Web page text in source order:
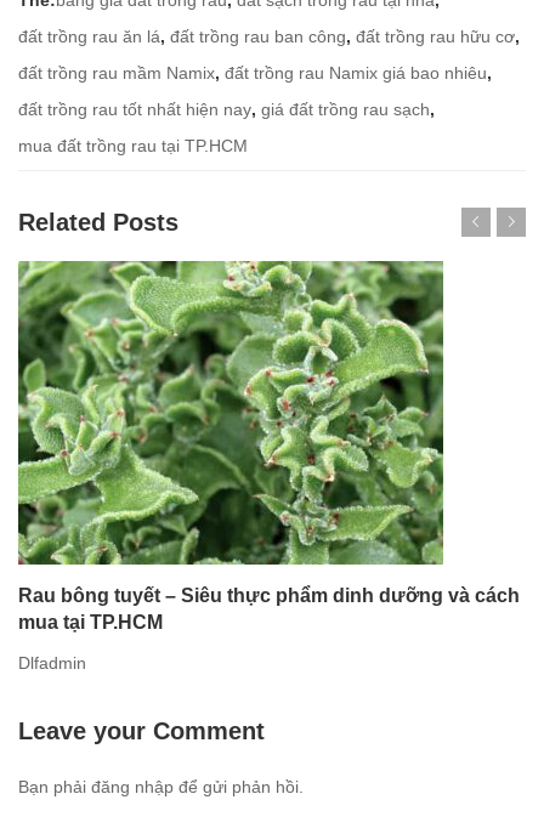
đất trồng rau ăn lá, đất trồng rau ban công, đất trồng rau hữu cơ,
đất trồng rau mầm Namix, đất trồng rau Namix giá bao nhiêu,
đất trồng rau tốt nhất hiện nay, giá đất trồng rau sạch,
mua đất trồng rau tại TP.HCM
Related Posts
Rau bông tuyết – Siêu thực phẩm dinh dưỡng và cách
mua tại TP.HCM
Dlfadmin
Leave your Comment
Bạn phải đăng nhập để gửi phản hồi.